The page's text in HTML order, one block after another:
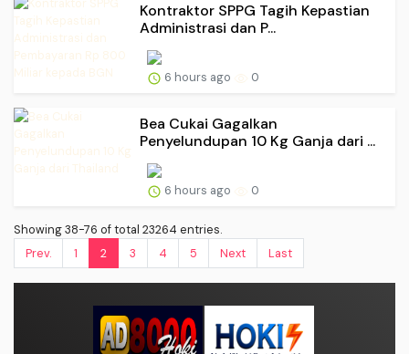
Kontraktor SPPG Tagih Kepastian
Administrasi dan P...
6 hours ago 0
Bea Cukai Gagalkan
Penyelundupan 10 Kg Ganja dari ...
6 hours ago 0
Showing 38-76 of total 23264 entries.
Prev.
1 2 3 4 5 Next Last